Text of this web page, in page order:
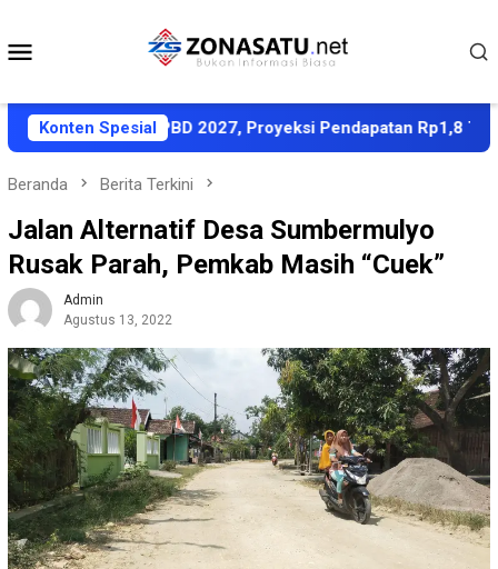
konten
Konten Spesial
PPAS APBD 2027, Proyeksi Pendapatan Rp1,8 Triliun
Beranda Berita Terkini
Jalan Alternatif Desa Sumbermulyo
Rusak Parah, Pemkab Masih “Cuek”
Admin
Agustus 13, 2022